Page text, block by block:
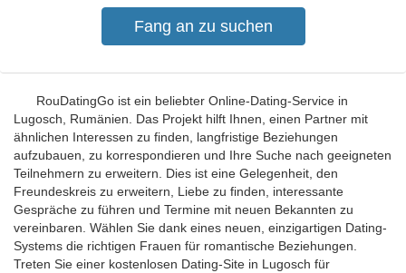
RouDatingGo ist ein beliebter Online-Dating-Service in
Lugosch, Rumänien. Das Projekt hilft Ihnen, einen Partner mit
ähnlichen Interessen zu finden, langfristige Beziehungen
aufzubauen, zu korrespondieren und Ihre Suche nach geeigneten
Teilnehmern zu erweitern. Dies ist eine Gelegenheit, den
Freundeskreis zu erweitern, Liebe zu finden, interessante
Gespräche zu führen und Termine mit neuen Bekannten zu
vereinbaren. Wählen Sie dank eines neuen, einzigartigen Dating-
Systems die richtigen Frauen für romantische Beziehungen.
Treten Sie einer kostenlosen Dating-Site in Lugosch für